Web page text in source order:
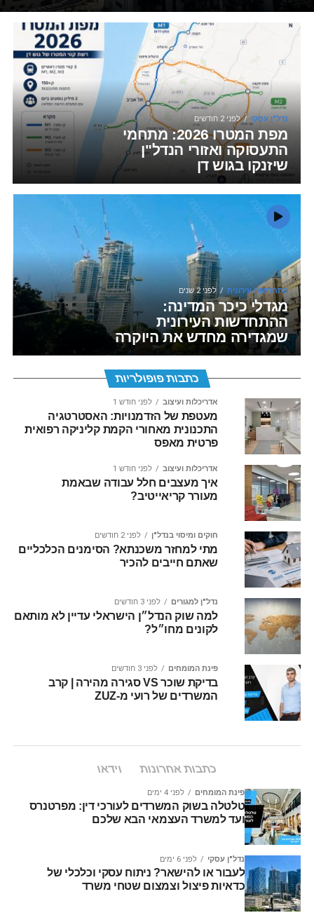
נדל"ן עסקי לפני 2 חודשים
מפת המטרו 2026: מתחמי
התעסוקה ואזורי הנדל"ן
שיזנקו בגוש דן
התחדשות עירונית לפני 2 שנים
מגדלי כיכר המדינה:
ההתחדשות העירונית
שמגדירה מחדש את היוקרה
כתבות פופולריות
אדריכלות ועיצוב לפני חודש 1
מעטפת של הזדמנויות: האסטרטגיה
התכנונית מאחורי הקמת קליניקה רפואית
פרטית מאפס
אדריכלות ועיצוב לפני חודש 1
איך מעצבים חלל עבודה שבאמת
מעורר קריאייטיב?
חוקים ומיסוי בנדל"ן לפני 2 חודשים
מתי למחזר משכנתא? הסימנים הכלכליים
שאתם חייבים להכיר
נדל"ן למגורים לפני 3 חודשים
למה שוק הנדל״ן הישראלי עדיין לא מותאם
לקונים מחו״ל?
פינת המומחים לפני 3 חודשים
בדיקת שוכר VS סגירה מהירה | קרב
המשרדים של רועי מ-ZUZ
כתבות אחרונות וידאו
פינת המומחים לפני 4 ימים
טלטלה בשוק המשרדים לעורכי דין: מפרטנרס
ועד למשרד העצמאי הבא שלכם
נדל"ן עסקי לפני 6 ימים
לעבור או להישאר? ניתוח עסקי וכלכלי של
כדאיות פיצול וצמצום שטחי משרד
font_download סמן קישורים
לאפס
את
כל
האפשרויות
השארת משוב
הצהרת נגישות